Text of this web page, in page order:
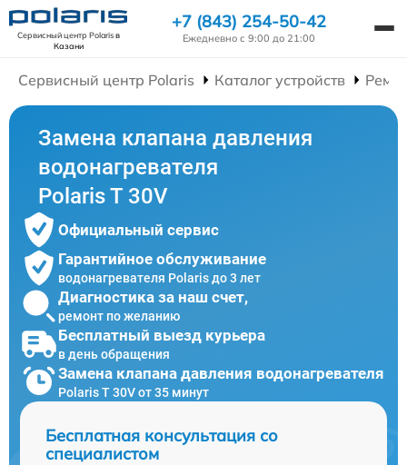
Сервисный центр Polarisв
Казани
+7 (843) 254-50-42
Ежедневно с 9:00 до 21:00
Сервисный центр Polaris Каталог устройств
Замена клапана давления
водонагревателя
Polaris T 30V
Официальный сервис
Гарантийное обслуживание
водонагревателя Polaris до 3 лет
Диагностика за наш счет,
ремонт по желанию
Бесплатный выезд курьера
в день обращения
Замена клапана давления водонагревателя
Polaris T 30V от 35 минут
Бесплатная консультация со
специалистом